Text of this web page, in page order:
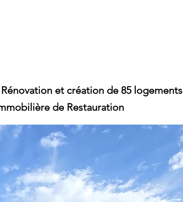
et création de 85 logements
de Restauration